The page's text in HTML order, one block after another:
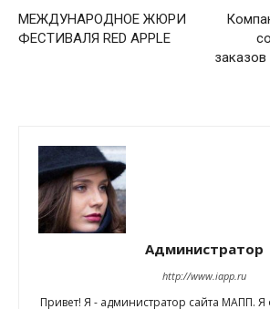
МЕЖДУНАРОДНОЕ ЖЮРИ
ФЕСТИВАЛЯ RED APPLE
Администратор
http://www.iapp.ru
Привет! Я - администратор сайта МАПП. Я